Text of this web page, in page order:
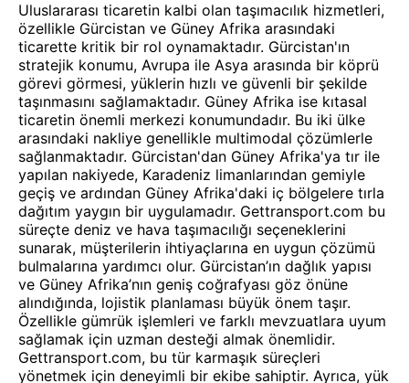
Uluslararası ticaretin kalbi olan taşımacılık hizmetleri,
özellikle Gürcistan ve Güney Afrika arasındaki
ticarette kritik bir rol oynamaktadır. Gürcistan'ın
stratejik konumu, Avrupa ile Asya arasında bir köprü
görevi görmesi, yüklerin hızlı ve güvenli bir şekilde
taşınmasını sağlamaktadır. Güney Afrika ise kıtasal
ticaretin önemli merkezi konumundadır. Bu iki ülke
arasındaki nakliye genellikle multimodal çözümlerle
sağlanmaktadır. Gürcistan'dan Güney Afrika'ya tır ile
yapılan nakiyede, Karadeniz limanlarından gemiyle
geçiş ve ardından Güney Afrika'daki iç bölgelere tırla
dağıtım yaygın bir uygulamadır. Gettransport.com bu
süreçte deniz ve hava taşımacılığı seçeneklerini
sunarak, müşterilerin ihtiyaçlarına en uygun çözümü
bulmalarına yardımcı olur. Gürcistan’ın dağlık yapısı
ve Güney Afrika’nın geniş coğrafyası göz önüne
alındığında, lojistik planlaması büyük önem taşır.
Özellikle gümrük işlemleri ve farklı mevzuatlara uyum
sağlamak için uzman desteği almak önemlidir.
Gettransport.com, bu tür karmaşık süreçleri
yönetmek için deneyimli bir ekibe sahiptir. Ayrıca, yük